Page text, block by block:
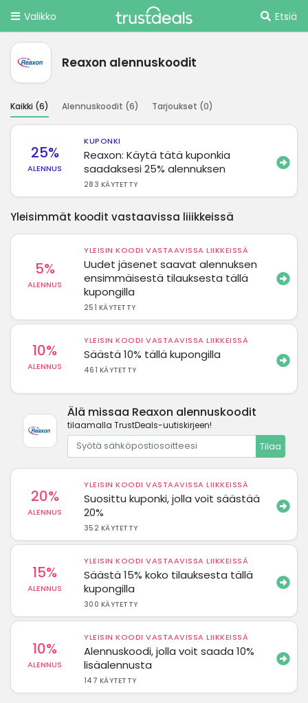
Valikko Etsiä
Reaxon alennuskoodit
Kaikki (6) Alennuskoodit (6) Tarjoukset (0)
25%
ALENNUS
KUPONKI
Reaxon: Käytä tätä kuponkia
saadaksesi 25% alennuksen
283 KÄYTETTY
Yleisimmät koodit vastaavissa liiikkeissä
5%
ALENNUS
YLEISIN KOODI VASTAAVISSA LIIKKEISSÄ
Uudet jäsenet saavat alennuksen
ensimmäisestä tilauksesta tällä
kupongilla
251 KÄYTETTY
10%
ALENNUS
YLEISIN KOODI VASTAAVISSA LIIKKEISSÄ
Säästä 10% tällä kupongilla
461 KÄYTETTY
Älä missaa Reaxon alennuskoodit
tilaamalla TrustDeals-uutiskirjeen!
Tilaa
20%
ALENNUS
YLEISIN KOODI VASTAAVISSA LIIKKEISSÄ
Suosittu kuponki, jolla voit säästää
20%
352 KÄYTETTY
15%
ALENNUS
YLEISIN KOODI VASTAAVISSA LIIKKEISSÄ
Säästä 15% koko tilauksesta tällä
kupongilla
300 KÄYTETTY
10%
ALENNUS
YLEISIN KOODI VASTAAVISSA LIIKKEISSÄ
Alennuskoodi, jolla voit saada 10%
lisäalennusta
147 KÄYTETTY